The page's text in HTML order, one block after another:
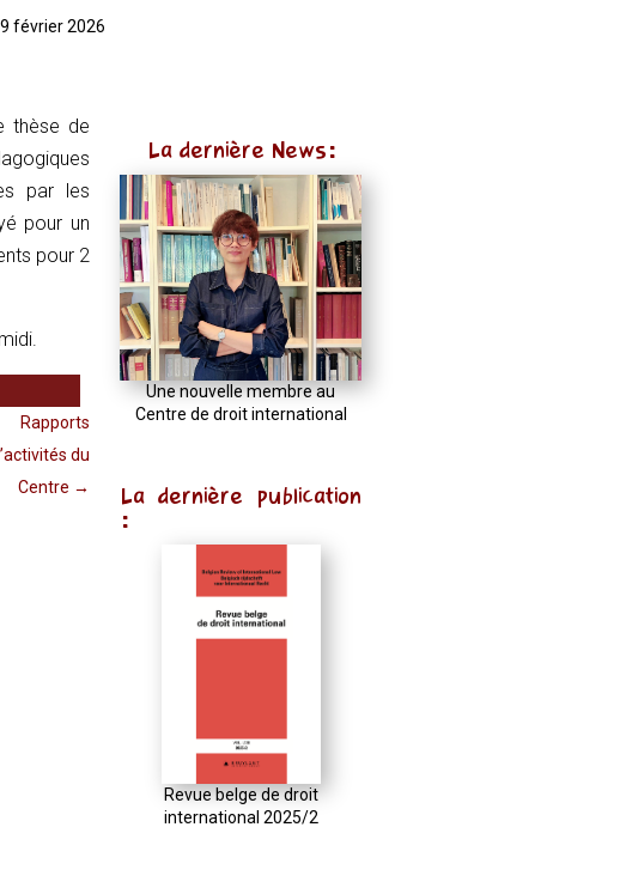
février 2026
thèse de
par les
pour un
pour 2
Rapports
du
Centre →
La dernière News:
Une nouvelle membre au
Centre de droit international
La dernière publication
:
Revue belge de droit
international 2025/2